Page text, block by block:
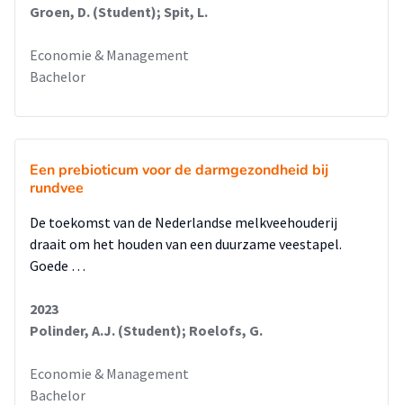
Groen, D. (Student); Spit, L.
Economie & Management
Bachelor
Een prebioticum voor de darmgezondheid bij
rundvee
De toekomst van de Nederlandse melkveehouderij
draait om het houden van een duurzame veestapel.
Goede …
2023
Polinder, A.J. (Student); Roelofs, G.
Economie & Management
Bachelor